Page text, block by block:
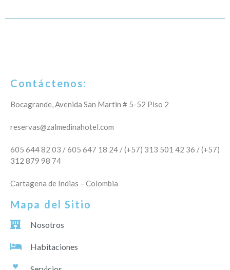
Contáctenos:
Bocagrande, Avenida San Martin # 5-52 Piso 2
reservas@zalmedinahotel.com
605 644 82 03 / 605 647 18 24 / (+57) 313 501 42 36 / (+57)
312 879 98 74
Cartagena de Indias – Colombia
Mapa del Sitio
Nosotros
Habitaciones